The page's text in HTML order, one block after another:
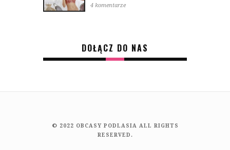
4 komentarze
DOŁĄCZ DO NAS
© 2022 OBCASY PODLASIA ALL RIGHTS
RESERVED.